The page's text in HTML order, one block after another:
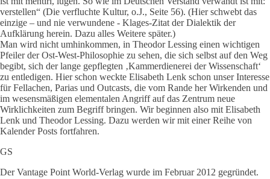
verstellen“ (Die verfluchte Kultur, o.J., Seite 56). (Hier schwebt das
einzige – und nie verwundene - Klages-Zitat der Dialektik der
Aufklärung herein. Dazu alles Weitere später.)
Man wird nicht umhinkommen, in Theodor Lessing einen wichtigen
Pfeiler der Ost-West-Philosophie zu sehen, die sich selbst auf den Weg
begibt, sich der lange gepflegten ‚Kammerdienerei der Wissenschaft‘
zu entledigen. Hier schon weckte Elisabeth Lenk schon unser Interesse
für Fellachen, Parias und Outcasts, die vom Rande her Wirkenden und
im wesensmäßigen elementalen Angriff auf das Zentrum neue
Wirklichkeiten zum Begriff bringen. Wir beginnen also mit Elisabeth
Lenk und Theodor Lessing. Dazu werden wir mit einer Reihe von
Kalender Posts fortfahren.
GS
Der Vantage Point World-Verlag wurde im Februar 2012 gegründet.